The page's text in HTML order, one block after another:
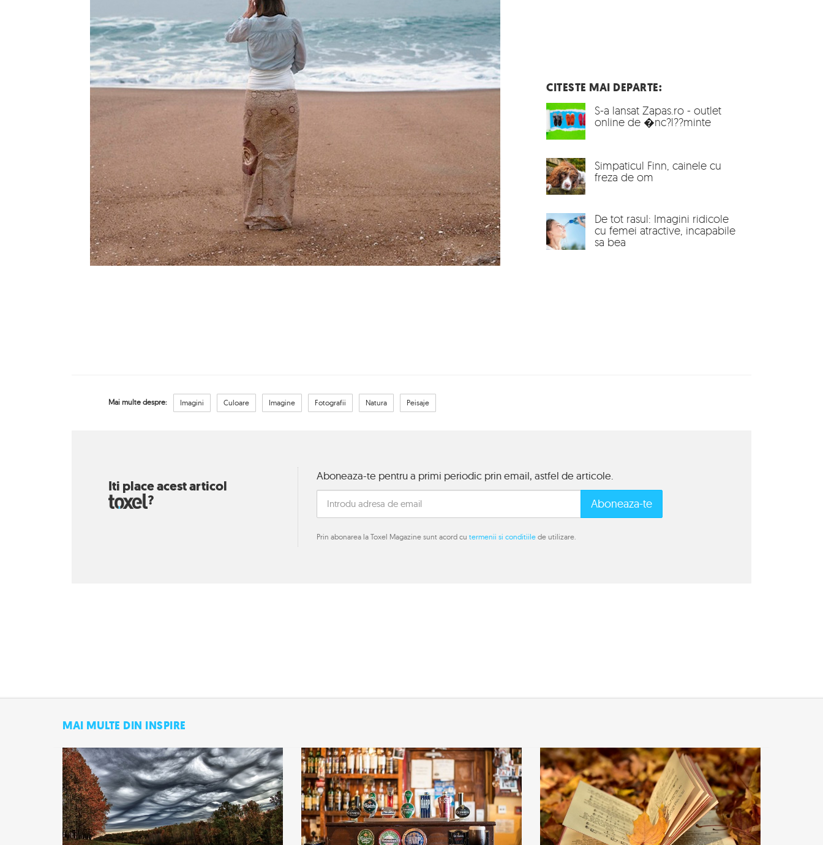
CITESTE MAI DEPARTE:
S-a lansat Zapas.ro - outlet
online de �nc?l??minte
Simpaticul Finn, cainele cu
freza de om
De tot rasul: Imagini ridicole
cu femei atractive, incapabile
sa bea
Mai multe despre: Imagini Culoare Imagine Fotografii Natura Peisaje
Iti place acest articol
?
Aboneaza-te pentru a primi periodic prin email, astfel de articole.
Aboneaza-te
Prin abonarea la Toxel Magazine sunt acord cu termenii si conditiile de utilizare.
MAI MULTE DIN INSPIRE